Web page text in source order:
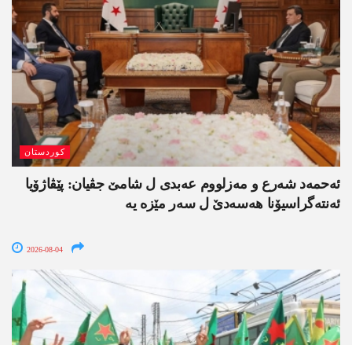
کوردستان
ئەحمەد شەرع و مەزلووم عەبدی ل شامێ جڤیان: پێڤاژۆیا
ئەنتەگراسیۆنا ھەسەدێ ل سەر مێزە یە
2026-08-04